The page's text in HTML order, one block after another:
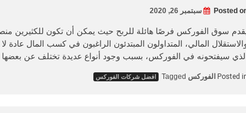
Posted سبتمبر 26, 2020
سوق الفوركس فرصًا هائلة للربح حيث يمكن أن تكون للكثيرين منصة
المالي، المتداولون المبتدئون الراغبون في كسب المال
سيفتحونه في الفوركس، بسبب وجود أنواع عديدة تختلف عن
Posted الفوركس Tagged افضل شركات الفوركس